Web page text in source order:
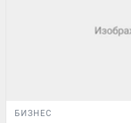
БИЗНЕС